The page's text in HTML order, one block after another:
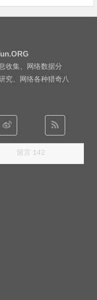
收集、网络数据分
究、网络各种猎奇八
留言 142